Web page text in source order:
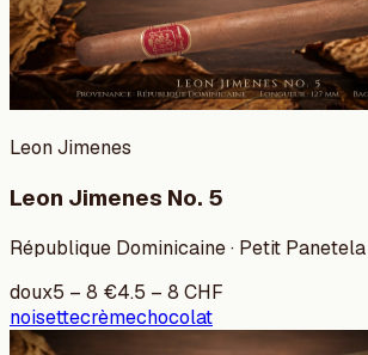
Leon Jimenes
Leon Jimenes No. 5
République Dominicaine · Petit Panetela
doux5 – 8 €4.5 – 8 CHF
noisettecrèmechocolat